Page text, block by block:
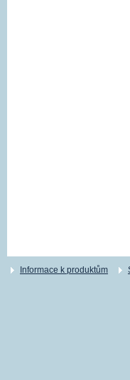
Informace k produktům